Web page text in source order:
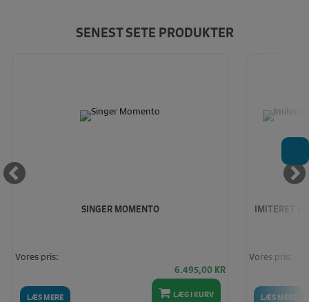
SENEST SETE PRODUKTER
SINGER MOMENTO
LÆS MERE
Vores pris:
6.495,00 KR
LÆG I KURV
IMITERET
LÆS MERE
Vores pris: